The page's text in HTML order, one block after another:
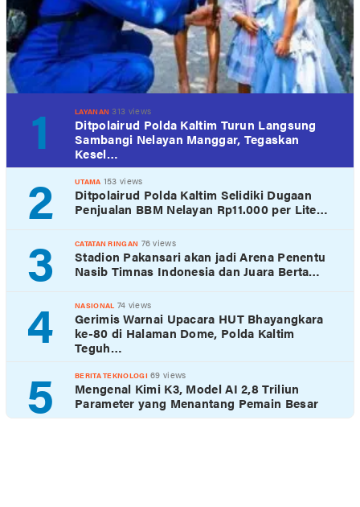
1 LAYANAN 313 views
Ditpolairud Polda Kaltim Turun Langsung
Sambangi Nelayan Manggar, Tegaskan
Kesel…
2 UTAMA 153 views
Ditpolairud Polda Kaltim Selidiki Dugaan
Penjualan BBM Nelayan Rp11.000 per Lite…
3 CATATAN RINGAN 76 views
Stadion Pakansari akan jadi Arena Penentu
Nasib Timnas Indonesia dan Juara Berta…
4 NASIONAL 74 views
Gerimis Warnai Upacara HUT Bhayangkara
ke-80 di Halaman Dome, Polda Kaltim
Teguh…
5 BERITA TEKNOLOGI 69 views
Mengenal Kimi K3, Model AI 2,8 Triliun
Parameter yang Menantang Pemain Besar